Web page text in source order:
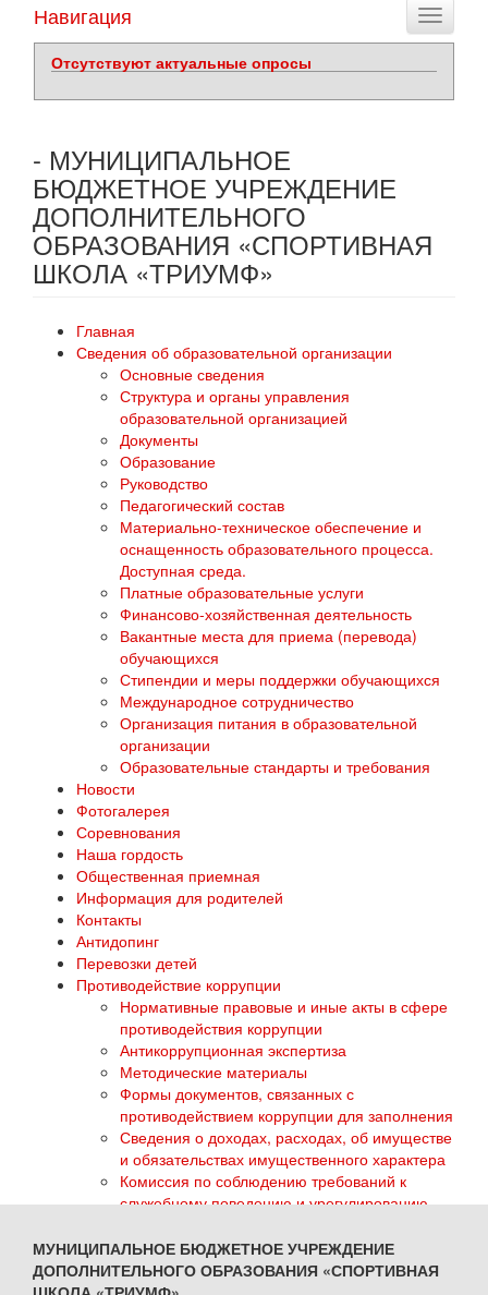
Toggle
Навигация
Отсутствуют актуальные опросы
- МУНИЦИПАЛЬНОЕ
БЮДЖЕТНОЕ УЧРЕЖДЕНИЕ
ДОПОЛНИТЕЛЬНОГО
ОБРАЗОВАНИЯ «СПОРТИВНАЯ
ШКОЛА «ТРИУМФ»
Главная
Сведения об образовательной организации
Основные сведения
Структура и органы управления
образовательной организацией
Документы
Образование
Руководство
Педагогический состав
Материально-техническое обеспечение и
оснащенность образовательного процесса.
Доступная среда.
Платные образовательные услуги
Финансово-хозяйственная деятельность
Вакантные места для приема (перевода)
обучающихся
Стипендии и меры поддержки обучающихся
Международное сотрудничество
Организация питания в образовательной
организации
Образовательные стандарты и требования
Новости
Фотогалерея
Соревнования
Наша гордость
Общественная приемная
Информация для родителей
Контакты
Антидопинг
Перевозки детей
Противодействие коррупции
Нормативные правовые и иные акты в сфере
противодействия коррупции
Антикоррупционная экспертиза
Методические материалы
Формы документов, связанных с
противодействием коррупции для заполнения
Сведения о доходах, расходах, об имуществе
и обязательствах имущественного характера
Комиссия по соблюдению требований к
служебному поведению и урегулированию
Обратная связь для сообщений о фактах
коррупции
ГТО
МУНИЦИПАЛЬНОЕ БЮДЖЕТНОЕ УЧРЕЖДЕНИЕ
ДОПОЛНИТЕЛЬНОГО ОБРАЗОВАНИЯ «СПОРТИВНАЯ